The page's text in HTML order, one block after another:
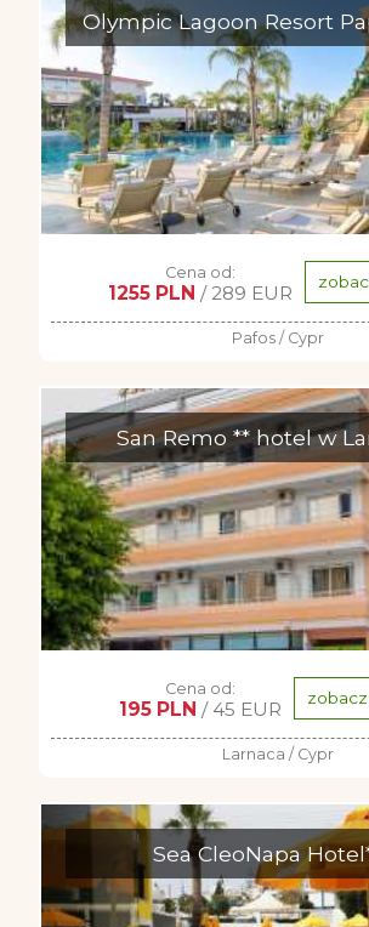
Olympic Lagoon Resort
Cena od:
1255 PLN / 289 EUR
Pafos / Cypr
San Remo ** hotel w
Cena od:
195 PLN / 45 EUR
Larnaca / Cypr
Sea CleoNapa